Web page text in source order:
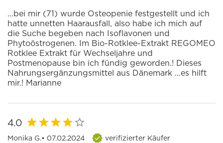
...bei mir (71) wurde Osteopenie festgestellt und ich
hatte unnetten Haarausfall, also habe ich mich auf
die Suche begeben nach Isoflavonen und
Phytoöstrogenen. Im Bio-Rotklee-Extrakt REGOMEO
Rotklee Extrakt für Wechseljahre und
Postmenopause bin ich fündig geworden.! Dieses
Nahrungsergänzungsmittel aus Dänemark ...es hilft
mir.! Marianne
4.0
Monika G.• 07.02.2024 verifizierter Käufer